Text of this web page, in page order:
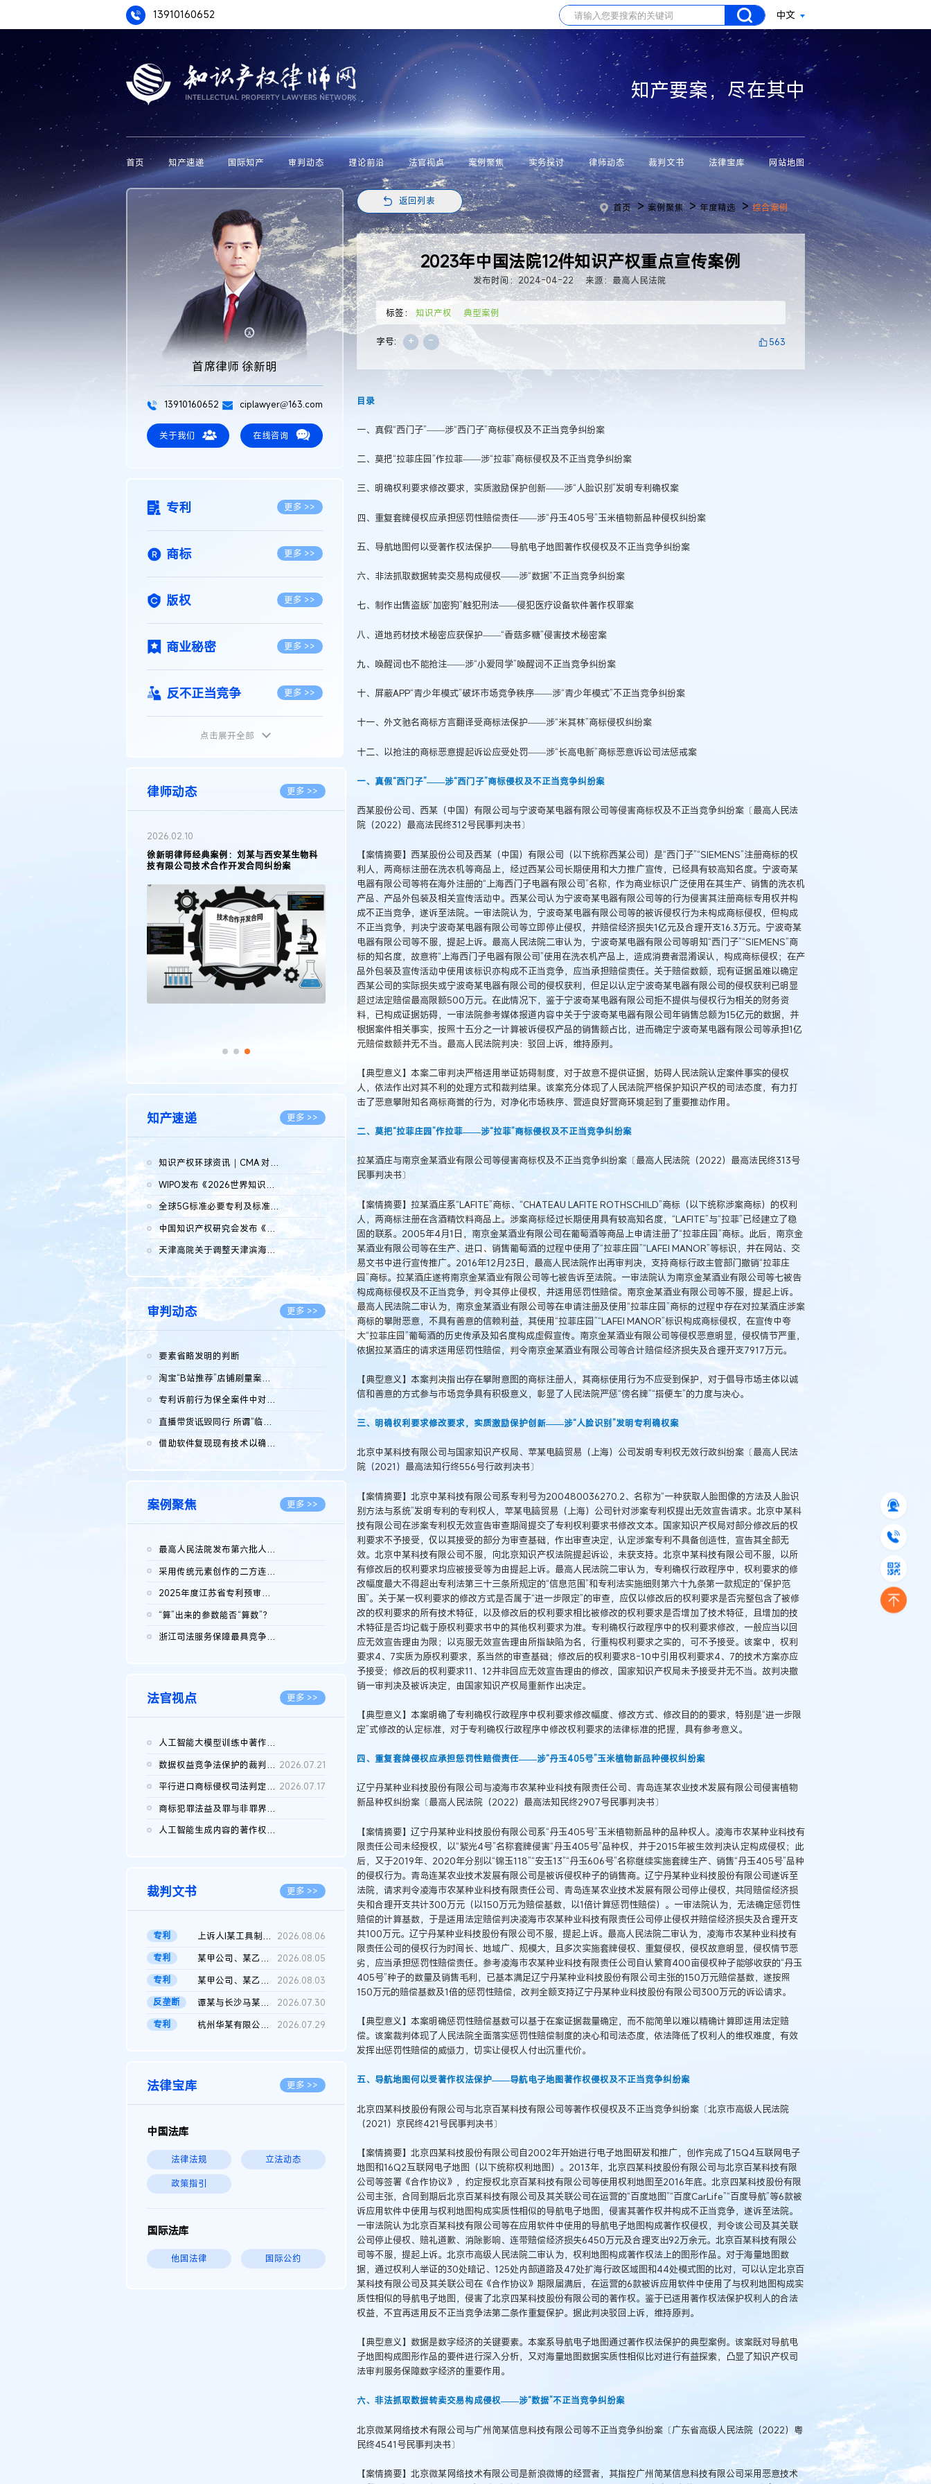
13910160652 中文
知产要案，尽在其中
首页 知产速递 国际知产 审判动态 理论前沿 法官视点 案例聚焦 实务探讨 律师动态 裁判文书 法律宝库 网站地图
首席律师 徐新明
13910160652 ciplawyer@163.com
关于我们 在线咨询
专利 更多 >>
商标 更多 >>
版权 更多 >>
商业秘密 更多 >>
反不正当竞争 更多 >>
植物新品种
地理标志 更多 >>
集成电路布图设计
传统文化 更多 >>
点击展开全部
律师动态 更多 >>
2026.05.11
徐新明律师接受《天津日报》采访：解读
2025年度天津市专利行政保护案例
著名知识产权律师徐新明接受《中国经营
报》采访：技术革新下知识产权保护面临新
挑战与应对策略
徐新明律师经典案例：刘某与西安某生物科
技有限公司技术合作开发合同纠纷案
知产速递 更多 >>
知识产权环球资讯｜CMA 对微软发起调查；批量搬运二手平台数据构...
WIPO发布《2026世界知识产权报告》 含报告全文
全球5G标准必要专利及标准提案研究报告（2026年）全文发布
中国知识产权研究会发布《2025年度中国企业海外知识产权纠纷调查...
2026.08.07
天津高院关于调整天津滨海高新技术产业开发区华苑科技园一审普通...
2026.08.07
审判动态 更多 >>
要素省略发明的判断
淘宝“B站推荐”店铺刷量案维持原判，两被告连带赔偿150万元
专利诉前行为保全案件中对仿制药申请人曾作出三类声明的考量及违...
直播带货诋毁同行 所谓“临场发挥”不免责
借助软件复现现有技术以确认相关参数特征是否被公开
案例聚焦 更多 >>
最高人民法院发布第六批人民法院种业知识产权司法保护典型案例 含...
采用传统元素创作的二方连续装饰图案作品的独创性及侵权对比认定
2025年度江苏省专利预审典型案例
“算”出来的参数能否“算数”？
浙江司法服务保障最具竞争力营商环境建设典型案例（第二批）含侵...
法官视点 更多 >>
人工智能大模型训练中著作权的合理使用
2026.07.28
数据权益竞争法保护的裁判路径构建 2026.07.21
平行进口商标侵权司法判定规则的困境与纾解 2026.07.17
商标犯罪法益及罪与非罪界限研究
人工智能生成内容的著作权司法认定：演进逻辑、现实困境与规则建...
裁判文书 更多 >>
专利 上诉人I某工具制品有限公司与被上诉人程某及一审被告中华人民共和...
2026.08.06
专利
某甲公司、某乙公司、某丙公司申请诉前行为保全复议裁定书
2026.08.05
专利
某甲公司、某乙公司、官某与某丙公司专利申请权权属纠纷 二审判决...
2026.08.03
反垄断
谭某与长沙马某堆农产品股份有限公司滥用市场支配地位纠纷二审裁...
2026.07.30
专利
杭州华某有限公司与菲某有限公司侵害发明专利权纠纷 2026.07.29
法律宝库 更多 >>
中国法库
法律法规 立法动态
政策指引
国际法库
他国法律 国际公约
返回列表
首页 >案例聚焦 >年度精选 >综合案例
2023年中国法院12件知识产权重点宣传案例
发布时间：2024-04-22 来源：最高人民法院
标签： 知识产权 典型案例
字号: + - 563
目录
一、真假“西门子”——涉“西门子”商标侵权及不正当竞争纠纷案
二、莫把“拉菲庄园”作拉菲——涉“拉菲”商标侵权及不正当竞争纠纷案
三、明确权利要求修改要求，实质激励保护创新——涉“人脸识别”发明专利确权案
四、重复套牌侵权应承担惩罚性赔偿责任——涉“丹玉405号”玉米植物新品种侵权纠纷案
五、导航地图何以受著作权法保护——导航电子地图著作权侵权及不正当竞争纠纷案
六、非法抓取数据转卖交易构成侵权——涉“数据”不正当竞争纠纷案
七、制作出售盗版“加密狗”触犯刑法——侵犯医疗设备软件著作权罪案
八、道地药材技术秘密应获保护——“香菇多糖”侵害技术秘密案
九、唤醒词也不能抢注——涉“小爱同学”唤醒词不正当竞争纠纷案
十、屏蔽APP“青少年模式”破坏市场竞争秩序——涉“青少年模式”不正当竞争纠纷案
十一、外文驰名商标方言翻译受商标法保护——涉“米其林”商标侵权纠纷案
十二、以抢注的商标恶意提起诉讼应受处罚——涉“长高电新”商标恶意诉讼司法惩戒案
一、真假“西门子”——涉“西门子”商标侵权及不正当竞争纠纷案
西某股份公司、西某（中国）有限公司与宁波奇某电器有限公司等侵害商标权及不正当竞争纠纷案〔最高人民法
院（2022）最高法民终312号民事判决书〕
【案情摘要】西某股份公司及西某（中国）有限公司（以下统称西某公司）是“西门子”“SIEMENS”注册商标的权
利人，两商标注册在洗衣机等商品上，经过西某公司长期使用和大力推广宣传，已经具有较高知名度。宁波奇某
电器有限公司等将在海外注册的“上海西门子电器有限公司”名称，作为商业标识广泛使用在其生产、销售的洗衣机
产品、产品外包装及相关宣传活动中。西某公司认为宁波奇某电器有限公司等的行为侵害其注册商标专用权并构
成不正当竞争，遂诉至法院。一审法院认为，宁波奇某电器有限公司等的被诉侵权行为未构成商标侵权，但构成
不正当竞争，判决宁波奇某电器有限公司等立即停止侵权，并赔偿经济损失1亿元及合理开支16.3万元。宁波奇某
电器有限公司等不服，提起上诉。最高人民法院二审认为，宁波奇某电器有限公司等明知“西门子”“SIEMENS”商
标的知名度，故意将“上海西门子电器有限公司”使用在洗衣机产品上，造成消费者混淆误认，构成商标侵权；在产
品外包装及宣传活动中使用该标识亦构成不正当竞争，应当承担赔偿责任。关于赔偿数额，现有证据虽难以确定
西某公司的实际损失或宁波奇某电器有限公司的侵权获利，但足以认定宁波奇某电器有限公司的侵权获利已明显
超过法定赔偿最高限额500万元。在此情况下，鉴于宁波奇某电器有限公司拒不提供与侵权行为相关的财务资
料，已构成证据妨碍，一审法院参考媒体报道内容中关于宁波奇某电器有限公司年销售总额为15亿元的数据，并
根据案件相关事实，按照十五分之一计算被诉侵权产品的销售额占比，进而确定宁波奇某电器有限公司等承担1亿
元赔偿数额并无不当。最高人民法院判决：驳回上诉，维持原判。
【典型意义】本案二审判决严格适用举证妨碍制度，对于故意不提供证据，妨碍人民法院认定案件事实的侵权
人，依法作出对其不利的处理方式和裁判结果。该案充分体现了人民法院严格保护知识产权的司法态度，有力打
击了恶意攀附知名商标商誉的行为，对净化市场秩序、营造良好营商环境起到了重要推动作用。
二、莫把“拉菲庄园”作拉菲——涉“拉菲”商标侵权及不正当竞争纠纷案
拉某酒庄与南京金某酒业有限公司等侵害商标权及不正当竞争纠纷案〔最高人民法院（2022）最高法民终313号
民事判决书〕
【案情摘要】拉某酒庄系“LAFITE”商标、“CHATEAU LAFITE ROTHSCHILD”商标（以下统称涉案商标）的权利
人，两商标注册在含酒精饮料商品上。涉案商标经过长期使用具有较高知名度，“LAFITE”与“拉菲”已经建立了稳
固的联系。2005年4月1日，南京金某酒业有限公司在葡萄酒等商品上申请注册了“拉菲庄园”商标。此后，南京金
某酒业有限公司等在生产、进口、销售葡萄酒的过程中使用了“拉菲庄园”“LAFEI MANOR”等标识，并在网站、交
易文书中进行宣传推广。2016年12月23日，最高人民法院作出再审判决，支持商标行政主管部门撤销“拉菲庄
园”商标。拉某酒庄遂将南京金某酒业有限公司等七被告诉至法院。一审法院认为南京金某酒业有限公司等七被告
构成商标侵权及不正当竞争，判令其停止侵权，并适用惩罚性赔偿。南京金某酒业有限公司等不服，提起上诉。
最高人民法院二审认为，南京金某酒业有限公司等在申请注册及使用“拉菲庄园”商标的过程中存在对拉某酒庄涉案
商标的攀附恶意，不具有善意的信赖利益，其使用“拉菲庄园”“LAFEI MANOR”标识构成商标侵权，在宣传中夸
大“拉菲庄园”葡萄酒的历史传承及知名度构成虚假宣传。南京金某酒业有限公司等侵权恶意明显，侵权情节严重，
依据拉某酒庄的请求适用惩罚性赔偿，判令南京金某酒业有限公司等合计赔偿经济损失及合理开支7917万元。
【典型意义】本案判决指出存在攀附意图的商标注册人，其商标使用行为不应受到保护，对于倡导市场主体以诚
信和善意的方式参与市场竞争具有积极意义，彰显了人民法院严惩“傍名牌”“搭便车”的力度与决心。
三、明确权利要求修改要求，实质激励保护创新——涉“人脸识别”发明专利确权案
北京中某科技有限公司与国家知识产权局、苹某电脑贸易（上海）公司发明专利权无效行政纠纷案〔最高人民法
院（2021）最高法知行终556号行政判决书〕
【案情摘要】北京中某科技有限公司系专利号为200480036270.2、名称为“一种获取人脸图像的方法及人脸识
别方法与系统”发明专利的专利权人，苹某电脑贸易（上海）公司针对涉案专利权提出无效宣告请求。北京中某科
技有限公司在涉案专利权无效宣告审查期间提交了专利权利要求书修改文本。国家知识产权局对部分修改后的权
利要求不予接受，仅以其接受的部分为审查基础，作出审查决定，认定涉案专利不具备创造性，宣告其全部无
效。北京中某科技有限公司不服，向北京知识产权法院提起诉讼，未获支持。北京中某科技有限公司不服，以所
有修改后的权利要求均应被接受等为由提起上诉。最高人民法院二审认为，专利确权行政程序中，权利要求的修
改幅度最大不得超出专利法第三十三条所规定的“信息范围”和专利法实施细则第六十九条第一款规定的“保护范
围”。关于某一权利要求的修改方式是否属于“进一步限定”的审查，应仅以修改后的权利要求是否完整包含了被修
改的权利要求的所有技术特征，以及修改后的权利要求相比被修改的权利要求是否增加了技术特征，且增加的技
术特征是否均记载于原权利要求书中的其他权利要求为准。专利确权行政程序中的权利要求修改，一般应当以回
应无效宣告理由为限；以克服无效宣告理由所指缺陷为名，行重构权利要求之实的，可不予接受。该案中，权利
要求4、7实质为原权利要求，系当然的审查基础；修改后的权利要求8-10中引用权利要求4、7的技术方案亦应
予接受；修改后的权利要求11、12并非回应无效宣告理由的修改，国家知识产权局未予接受并无不当。故判决撤
销一审判决及被诉决定，由国家知识产权局重新作出决定。
【典型意义】本案明确了专利确权行政程序中权利要求修改幅度、修改方式、修改目的的要求，特别是“进一步限
定”式修改的认定标准，对于专利确权行政程序中修改权利要求的法律标准的把握，具有参考意义。
四、重复套牌侵权应承担惩罚性赔偿责任——涉“丹玉405号”玉米植物新品种侵权纠纷案
辽宁丹某种业科技股份有限公司与凌海市农某种业科技有限责任公司、青岛连某农业技术发展有限公司侵害植物
新品种权纠纷案〔最高人民法院（2022）最高法知民终2907号民事判决书〕
【案情摘要】辽宁丹某种业科技股份有限公司系“丹玉405号”玉米植物新品种的品种权人。凌海市农某种业科技有
限责任公司未经授权，以“紫光4号”名称套牌侵害“丹玉405号”品种权，并于2015年被生效判决认定构成侵权；此
后，又于2019年、2020年分别以“锦玉118”“安玉13”“丹玉606号”名称继续实施套牌生产、销售“丹玉405号”品种
的侵权行为。青岛连某农业技术发展有限公司是被诉侵权种子的销售商。辽宁丹某种业科技股份有限公司遂诉至
法院，请求判令凌海市农某种业科技有限责任公司、青岛连某农业技术发展有限公司停止侵权，共同赔偿经济损
失和合理开支共计300万元（以150万元为赔偿基数，以1倍计算惩罚性赔偿）。一审法院认为，无法确定惩罚性
赔偿的计算基数，于是适用法定赔偿判决凌海市农某种业科技有限责任公司停止侵权并赔偿经济损失及合理开支
共100万元。辽宁丹某种业科技股份有限公司不服，提起上诉。最高人民法院二审认为，凌海市农某种业科技有
限责任公司的侵权行为时间长、地域广、规模大，且多次实施套牌侵权、重复侵权，侵权故意明显，侵权情节恶
劣，应当承担惩罚性赔偿责任。参考凌海市农某种业科技有限责任公司自认繁育400亩侵权种子能够收获的“丹玉
405号”种子的数量及销售毛利，已基本满足辽宁丹某种业科技股份有限公司主张的150万元赔偿基数，遂按照
150万元的赔偿基数及1倍的惩罚性赔偿，改判全额支持辽宁丹某种业科技股份有限公司300万元的诉讼请求。
【典型意义】本案明确惩罚性赔偿基数可以基于在案证据裁量确定，而不能简单以难以精确计算即适用法定赔
偿。该案裁判体现了人民法院全面落实惩罚性赔偿制度的决心和司法态度，依法降低了权利人的维权难度，有效
发挥出惩罚性赔偿的威慑力，切实让侵权人付出沉重代价。
五、导航地图何以受著作权法保护——导航电子地图著作权侵权及不正当竞争纠纷案
北京四某科技股份有限公司与北京百某科技有限公司等著作权侵权及不正当竞争纠纷案〔北京市高级人民法院
（2021）京民终421号民事判决书〕
【案情摘要】北京四某科技股份有限公司自2002年开始进行电子地图研发和推广，创作完成了15Q4互联网电子
地图和16Q2互联网电子地图（以下统称权利地图）。2013年，北京四某科技股份有限公司与北京百某科技有限
公司等签署《合作协议》，约定授权北京百某科技有限公司等使用权利地图至2016年底。北京四某科技股份有限
公司主张，合同到期后北京百某科技有限公司及其关联公司在运营的“百度地图”“百度CarLife”“百度导航”等6款被
诉应用软件中使用与权利地图构成实质性相似的导航电子地图，侵害其著作权并构成不正当竞争，遂诉至法院。
一审法院认为北京百某科技有限公司等在应用软件中使用的导航电子地图构成著作权侵权，判令该公司及其关联
公司停止侵权、赔礼道歉、消除影响、连带赔偿经济损失6450万元及合理支出92万余元。北京百某科技有限公
司等不服，提起上诉。北京市高级人民法院二审认为，权利地图构成著作权法上的图形作品。对于海量地图数
据，通过权利人举证的30处暗记、125处内部道路及47处扩海行政区域图和44处模式图的比对，可以认定北京百
某科技有限公司及其关联公司在《合作协议》期限届满后，在运营的6款被诉应用软件中使用了与权利地图构成实
质性相似的导航电子地图，侵害了北京四某科技股份有限公司的著作权。鉴于已适用著作权法保护权利人的合法
权益，不宜再适用反不正当竞争法第二条作重复保护。据此判决驳回上诉，维持原判。
【典型意义】数据是数字经济的关键要素。本案系导航电子地图通过著作权法保护的典型案例。该案既对导航电
子地图构成图形作品的要件进行深入分析，又对海量地图数据实质性相似比对进行有益探索，凸显了知识产权司
法审判服务保障数字经济的重要作用。
六、非法抓取数据转卖交易构成侵权——涉“数据”不正当竞争纠纷案
北京微某网络技术有限公司与广州简某信息科技有限公司等不正当竞争纠纷案〔广东省高级人民法院（2022）粤
民终4541号民事判决书〕
【案情摘要】北京微某网络技术有限公司是新浪微博的经营者，其指控广州简某信息科技有限公司采用恶意技术